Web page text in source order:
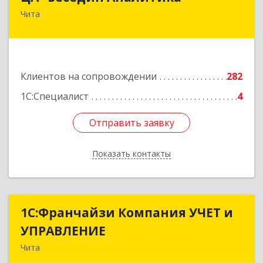
Чита
Клиентов на сопровождении
282
1С:Специалист
4
Отправить заявку
Показать контакты
Отправить заявку
Назад
1С:Франчайзи Компания УЧЕТ и
УПРАВЛЕНИЕ
Чита
1С:Франчайзи Компания УЧЕТ и